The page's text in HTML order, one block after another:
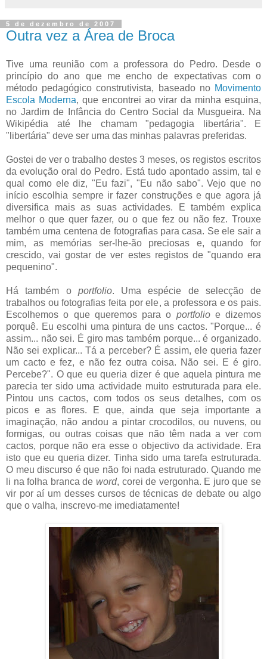
5 de dezembro de 2007
Outra vez a Área de Broca
Tive uma reunião com a professora do Pedro. Desde o
princípio do ano que me encho de expectativas com o
método pedagógico construtivista, baseado no Movimento
Escola Moderna, que encontrei ao virar da minha esquina,
no Jardim de Infância do Centro Social da Musgueira. Na
Wikipédia até lhe chamam "pedagogia libertária". E
"libertária" deve ser uma das minhas palavras preferidas.
Gostei de ver o trabalho destes 3 meses, os registos escritos
da evolução oral do Pedro. Está tudo apontado assim, tal e
qual como ele diz, "Eu fazi", "Eu não sabo". Vejo que no
início escolhia sempre ir fazer construções e que agora já
diversifica mais as suas actividades. E também explica
melhor o que quer fazer, ou o que fez ou não fez. Trouxe
também uma centena de fotografias para casa. Se ele sair a
mim, as memórias ser-lhe-ão preciosas e, quando for
crescido, vai gostar de ver estes registos de "quando era
pequenino".
Há também o portfolio. Uma espécie de selecção de
trabalhos ou fotografias feita por ele, a professora e os pais.
Escolhemos o que queremos para o portfolioe dizemos
porquê. Eu escolhi uma pintura de uns cactos. "Porque... é
assim... não sei. É giro mas também porque... é organizado.
Não sei explicar... Tá a perceber? É assim, ele queria fazer
um cacto e fez, e não fez outra coisa. Não sei. E é giro.
Percebe?". O que eu queria dizer é que aquela pintura me
parecia ter sido uma actividade muito estruturada para ele.
Pintou uns cactos, com todos os seus detalhes, com os
picos e as flores. E que, ainda que seja importante a
imaginação, não andou a pintar crocodilos, ou nuvens, ou
formigas, ou outras coisas que não têm nada a ver com
cactos, porque não era esse o objectivo da actividade. Era
isto que eu queria dizer. Tinha sido uma tarefa estruturada.
O meu discurso é que não foi nada estruturado. Quando me
li na folha branca de word, corei de vergonha. E juro que se
vir por aí um desses cursos de técnicas de debate ou algo
que o valha, inscrevo-me imediatamente!